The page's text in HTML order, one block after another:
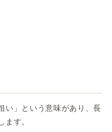
い」という意味があり、長
す。